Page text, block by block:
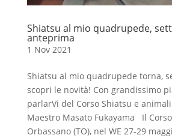
Shiatsu al mio quadrupede,
anteprima
1 Nov 2021
Shiatsu al mio quadrupede torna,
scopri le novità! Con grandissimo
parlarVi del Corso Shiatsu e
Maestro Masato Fukayama Il
Orbassano (TO), nel WE 27-29